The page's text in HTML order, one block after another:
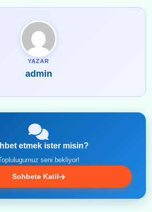
YAZAR
admin
etmek ister misin?
seni bekliyor!
Sohbete Katil